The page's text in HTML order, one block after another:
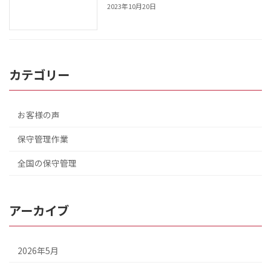
2023年10月20日
カテゴリー
お客様の声
保守管理作業
全国の保守管理
アーカイブ
2026年5月